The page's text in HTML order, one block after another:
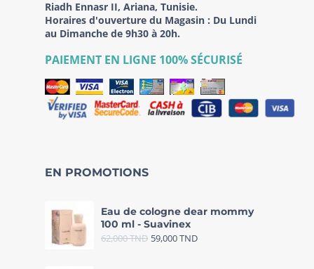
Riadh Ennasr II, Ariana, Tunisie.
Horaires d'ouverture du Magasin : Du Lundi
au Dimanche de 9h30 à 20h.
PAIEMENT EN LIGNE 100% SÉCURISÉ
EN PROMOTIONS
Eau de cologne dear mommy
100 ml - Suavinex
62,000TND 59,000TND